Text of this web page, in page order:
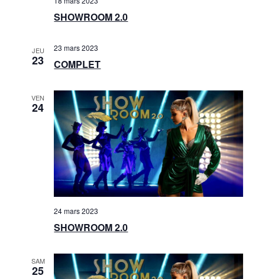
SHOWROOM 2.0
JEU
23
23 mars 2023
COMPLET
VEN
24
24 mars 2023
SHOWROOM 2.0
SAM
25